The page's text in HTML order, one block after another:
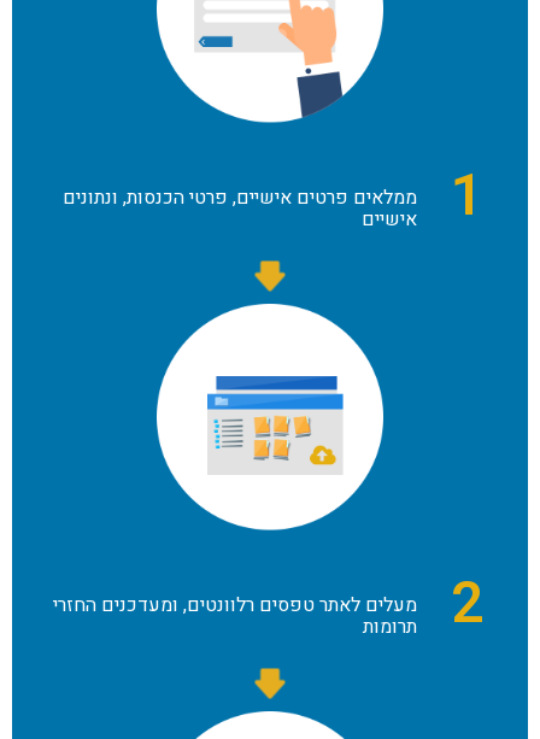
1 ממלאים פרטים אישיים, פרטי הכנסות, ונתונים
אישיים
2 מעלים לאתר טפסים רלוונטים, ומעדכנים החזרי
תרומות